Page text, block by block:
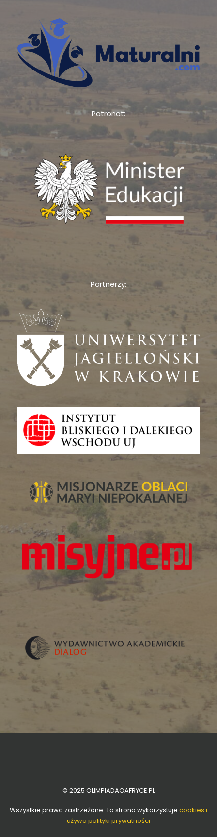
Patronat:
Partnerzy:
© 2025 OLIMPIADAOAFRYCE.PL
Wszystkie prawa zastrzeżone. Ta strona wykorzystuje cookies i
używa polityki prywatności